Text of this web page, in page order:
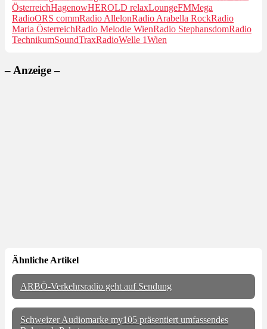
ÖsterreichHagenowHEROLD relaxLoungeFMMega
RadioORS commRadio AllelonRadio Arabella RockRadio
Maria ÖsterreichRadio Melodie WienRadio StephansdomRadio
TechnikumSoundTraxRadioWelle 1Wien
– Anzeige –
Ähnliche Artikel
ARBÖ-Verkehrsradio geht auf Sendung
Schweizer Audiomarke my105 präsentiert umfassendes